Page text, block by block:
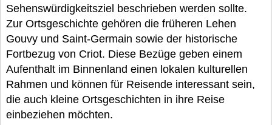
Sehenswürdigkeitsziel beschrieben werden sollte.
Zur Ortsgeschichte gehören die früheren Lehen
Gouvy und Saint-Germain sowie der historische
Fortbezug von Criot. Diese Bezüge geben einem
Aufenthalt im Binnenland einen lokalen kulturellen
Rahmen und können für Reisende interessant sein,
die auch kleine Ortsgeschichten in ihre Reise
einbeziehen möchten.